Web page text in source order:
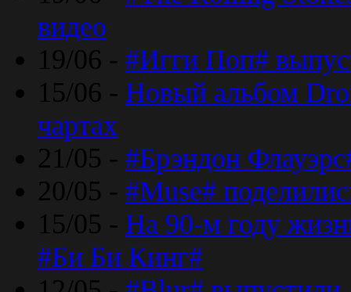
видео
19/06 - #Игги Поп#
15/06 - Новый альбом
чартах
21/05 - #Брэндон
20/05 - #Muse#
15/05 - На 90-м году
#Би Би Кинг#